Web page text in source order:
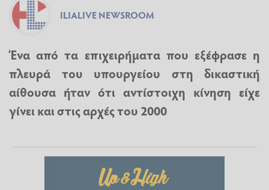
ILIALIVE NEWSROOM
Ένα από τα επιχειρήματα που εξέφρασε η
πλευρά του υπουργείου στη δικαστική
αίθουσα ήταν ότι αντίστοιχη κίνηση είχε
γίνει και στις αρχές του 2000